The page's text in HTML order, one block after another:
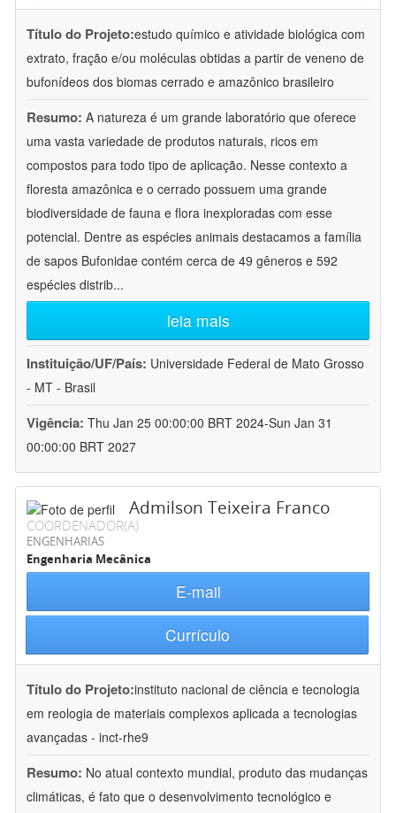
Título do Projeto:estudo químico e atividade biológica com
extrato, fração e/ou moléculas obtidas a partir de veneno de
bufonídeos dos biomas cerrado e amazônico brasileiro
Resumo: A natureza é um grande laboratório que oferece
uma vasta variedade de produtos naturais, ricos em
compostos para todo tipo de aplicação. Nesse contexto a
floresta amazônica e o cerrado possuem uma grande
biodiversidade de fauna e flora inexploradas com esse
potencial. Dentre as espécies animais destacamos a família
de sapos Bufonidae contém cerca de 49 gêneros e 592
espécies distrib...
leia mais
Instituição/UF/País: Universidade Federal de Mato Grosso
- MT - Brasil
Vigência: Thu Jan 25 00:00:00 BRT 2024-Sun Jan 31
00:00:00 BRT 2027
Admilson Teixeira Franco
COORDENADOR(A)
ENGENHARIAS
Engenharia Mecânica
E-mail
Currículo
Título do Projeto:instituto nacional de ciência e tecnologia
em reologia de materiais complexos aplicada a tecnologias
avançadas - inct-rhe9
Resumo: No atual contexto mundial, produto das mudanças
climáticas, é fato que o desenvolvimento tecnológico e